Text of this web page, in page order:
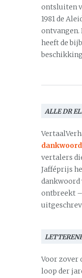
ontsluiten
1981 de
ontvangen.
heeft de
ALLE DR
vertalers
Jafféprijs
dankwoord
ontbreekt
Voor zover
loop der